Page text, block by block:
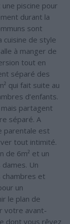
piscine pour
durant la
sont
cuisine de style
à manger de
tout en
séparé des
qui fait suite au
d’enfants.
partagent
séparé. A
parentale est
tout intimité.
de 6m² et un
Un
chambres et
un
le plan de
votre avant-
dont vous rêvez